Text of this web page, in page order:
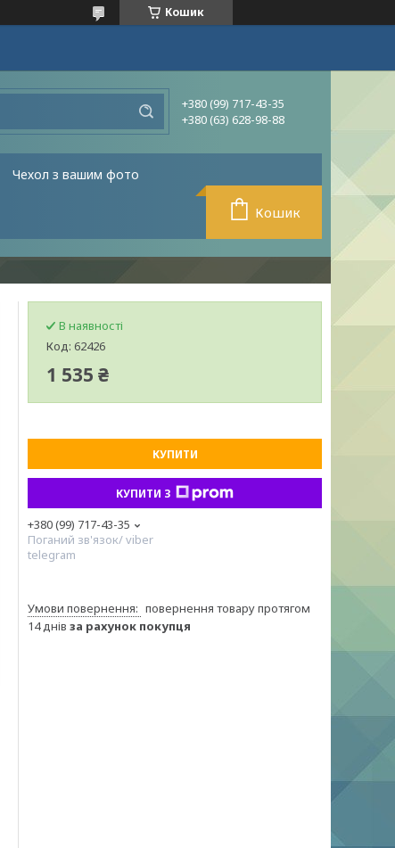
Кошик
+380 (99) 717-43-35
+380 (63) 628-98-88
Чехол з вашим фото
Кошик
В наявності
Код: 62426
1 535 ₴
КУПИТИ
КУПИТИ З
+380 (99) 717-43-35
Поганий зв'язок/ viber
telegram
повернення товару протягом
14 днів за рахунок покупця